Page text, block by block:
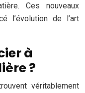
Ces nouveaux
l’évolution de l’art
à
?
véritablement